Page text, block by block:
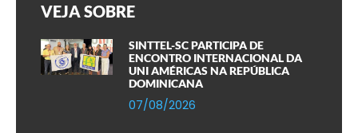
VEJA SOBRE
SINTTEL-SC PARTICIPA DE
ENCONTRO INTERNACIONAL DA
UNI AMÉRICAS NA REPÚBLICA
DOMINICANA
07/08/2026